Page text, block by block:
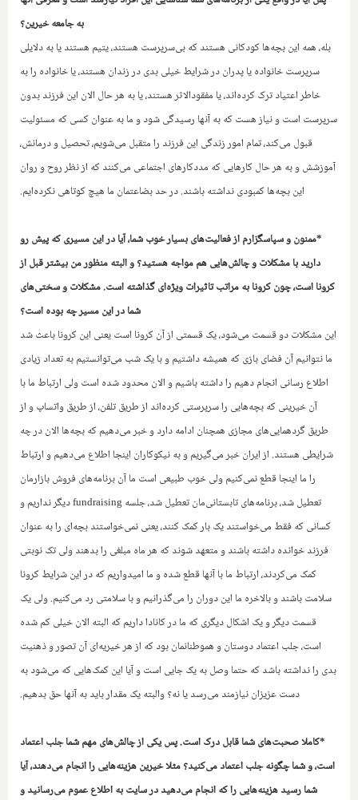
به جامعه خیرین؟
بله، همه این بچه‌ها کودکانی هستند که بی‌سرپرست هستند، یتیم هستند یا به دلایلی
سرپرست خانواده یا پدران در شرایط خیلی بدی در زندان هستند، یا خانواده را به
خاطر اعتیاد ترک کرده‌اند، یا مفقود‌الاثر هستند، یا به هر حال الان این فرزند بدون
سرپرست است و نیاز هست که به آنها رسیدگی شود و ما به عنوان کسی که مسئولیت
قبول می‌کند، تمام امور زندگی این فرزند را متقبل می‌شویم، تحصیل‌ و درمانش،
آموزشش و به هر حال کارهایی که مددکارهای اجتماعی می‌کنند که از نظر روح و روان
این بچه‌ها کمبودی نداشته باشند. در حد بضاعتمان ما هیچ کوتاهی نکرده‌ایم.
*ممنون و سپاسگزارم از فعالیت‌های بسیار خوب شما، آیا در این مسیری که پیش رو
دارید با مشکلات و چالش‌هایی هم مواجه هستید؟ و البته منظور من بیشتر قبل از
کرونا است، چون کرونا به مراتب تاثیرات ویژه‌ای گذاشته است. مشکلات و سختی‌های
شما در این مسیر چه بوده است؟
این مشکلات دو قسمت می‌شود، یک قسمتی از آن کرونا است یعنی این کرونا باعث شد
ما نتوانیم آن فضای بازی که همیشه داشتیم و با یک شب می‌توانستیم به تعداد زیادی
اطلاع رسانی انجام دهیم را داشته باشیم و الان محدود شده است ولی ارتباط ما با
آن خیرینی که بچه‌هایی را سرپرستی کرده‌اند از طریق تلفن، از طریق واتساپ و از
طریق گردهمایی‌های مجازی همچنان ادامه دارد و خبر می‌دهیم که بچه‌ها الان در چه
شرایطی هستند. از ایران خبر می‌گیریم و به نیکوکاران اینجا اطلاع می‌دهیم و ارتباط
را ما اینجا قطع نمی‌کنیم ولی خوب طبیعی است ما آن برنامه‌های فروش بازارمان
تعطیل شد، برنامه‌های تابستانی‌مان تعطیل شد، جلسهfundraisingدیگر نداریم و
کسانی که فقط می‌خواستند یک بار کمک کنند، یعنی نمی‌خواستند بچه‌ای را به عنوان
فرزند خوانده داشته باشند و متعهد شوند که هر ماه مبلغی را بدهند ولی تک نوبتی
کمک می‌کردند، ارتباط ما با آ‌نها قطع شده و ما امیدواریم که در این شرایط کرونا
سلامت باشند و بالاخره ما این دوران را می‌گذرانیم و با سلامتی رد می‌کنیم. ولی یک
قسمت دیگر و یک اشکال دیگری که ما در کانادا داریم که البته الان خیلی کم شده
است، جلب اعتماد دوستان و هموطنانمان بود که از هر خیریه‌ای آن تصور و ذهنیت
بدی را نداشته باشد که حتما وصل به یک جایی است و آیا این کمک‌هایی که می‌شود به
دست عزیزان نیازمند می‌رسد یا نه؟ والبته یک مقدار باید به آنها حق بدهیم.
*کاملا صحبت‌های شما قابل درک است. پس یکی از چالش‌های مهم شما جلب اعتماد
است، و‌ شما چگونه جلب اعتماد می‌کنید؟ مثلا خیرین هزینه‌هایی را انجام می‌دهند، آیا
شما رسید هزینه‌هایی را که انجام می‌دهید در سایت به اطلاع عموم می‌رسانید و